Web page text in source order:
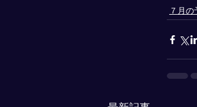
７月の